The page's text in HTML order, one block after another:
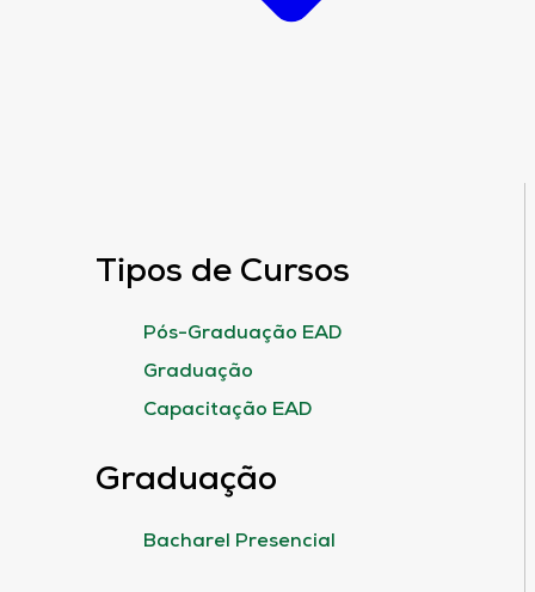
Tipos de Cursos
Pós-Graduação EAD
Graduação
Capacitação EAD
Graduação
Bacharel Presencial